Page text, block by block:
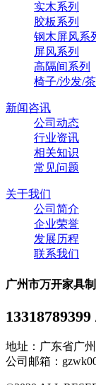
实木系列
胶板系列
钢木屏风系
屏风系列
高隔间系列
椅子/沙发/
新闻咨讯
公司动态
行业资讯
相关知识
常见问题
关于我们
公司简介
企业荣誉
发展历程
联系我们
广州市万开家具
地址：广东省广
公司邮箱：